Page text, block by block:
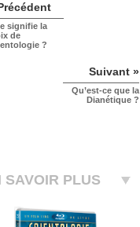
signifie la
de
?
Suivant »
Qu’est-ce que la
Dianétique ?
SAVOIR PLUS